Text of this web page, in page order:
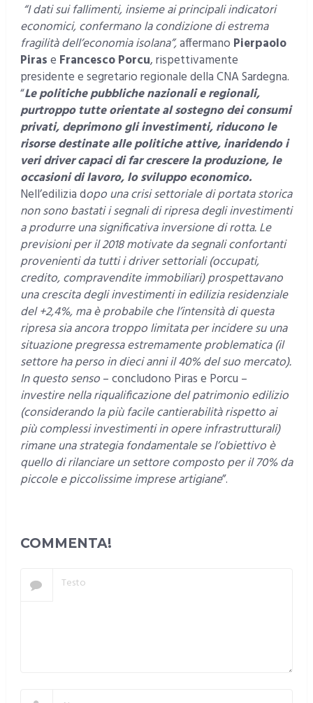
“I dati sui fallimenti, insieme ai principali indicatori
economici, confermano la condizione di estrema
fragilità dell’economia isolana”,affermano Pierpaolo
Pirase Francesco Porcu, rispettivamente
presidente e segretario regionale della CNA Sardegna.
“Le politiche pubbliche nazionali e regionali,
purtroppo tutte orientate al sostegno dei consumi
privati, deprimono gli investimenti, riducono le
risorse destinate alle politiche attive, inaridendo i
veri driver capaci di far crescere la produzione, le
occasioni di lavoro, lo sviluppo economico.
Nell’edilizia dopo una crisi settoriale di portata storica
non sono bastati i segnali di ripresa degli investimenti
a produrre una significativa inversione di rotta. Le
previsioni per il 2018 motivate da segnali confortanti
provenienti da tutti i driver settoriali (occupati,
credito, compravendite immobiliari) prospettavano
una crescita degli investimenti in edilizia residenziale
del +2,4%, ma è probabile che l’intensità di questa
ripresa sia ancora troppo limitata per incidere su una
situazione pregressa estremamente problematica (il
settore ha perso in dieci anni il 40% del suo mercato).
In questo senso– concludono Piras e Porcu –
investire nella riqualificazione del patrimonio edilizio
(considerando la più facile cantierabilità rispetto ai
più complessi investimenti in opere infrastrutturali)
rimane una strategia fondamentale se l’obiettivo è
quello di rilanciare un settore composto per il 70% da
piccole e piccolissime imprese artigiane”.
COMMENTA!